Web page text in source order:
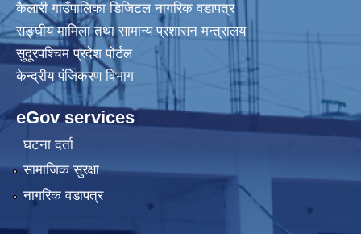
कैलारी गाउँपालिका डिजिटल नागरिक वडापत्र
सङ्घीय मामिला तथा सामान्य प्रशासन मन्त्रालय
सुदूरपश्चिम प्रदेश पोर्टल
केन्द्रीय प‌ंजिकरण विभाग
eGov services
घटना दर्ता
सामाजिक सुरक्षा
नागरिक वडापत्र